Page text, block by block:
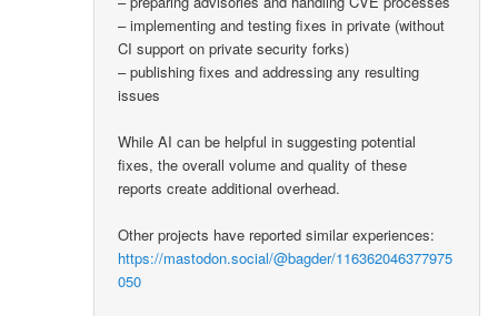
– implementing and testing fixes in private (without
CI support on private security forks)
– publishing fixes and addressing any resulting
issues
While AI can be helpful in suggesting potential
fixes, the overall volume and quality of these
reports create additional overhead.
Other projects have reported similar experiences:
https://mastodon.social/@bagder/116362046377975
050